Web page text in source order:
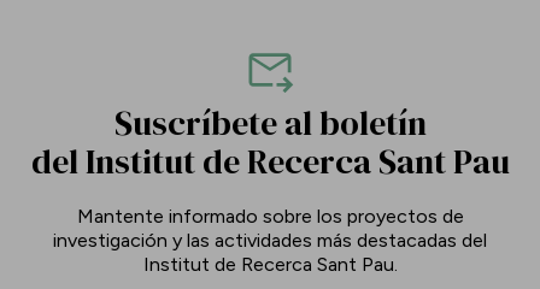
Suscríbete al boletín
del Institut de Recerca Sant Pau
Mantente informado sobre los proyectos de
investigación y las actividades más destacadas del
Institut de Recerca Sant Pau.